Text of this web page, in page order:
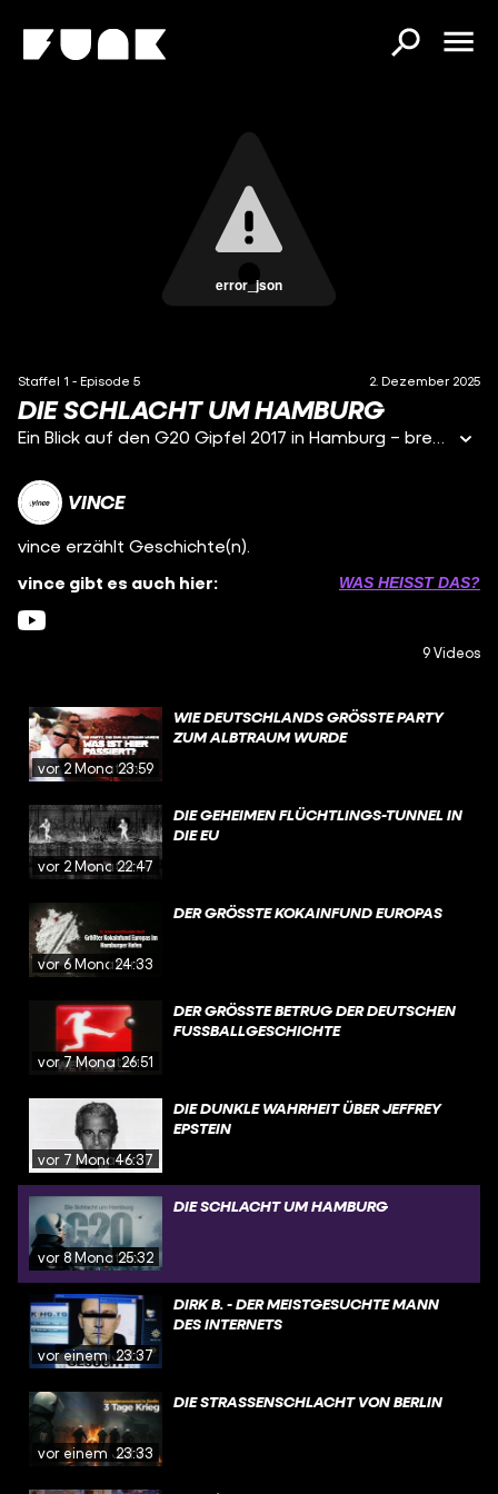
error_json
Staffel 1 - Episode 5 2. Dezember 2025
DIE SCHLACHT UM HAMBURG
Ein Blick auf den G20 Gipfel 2017 in Hamburg – brennende Autos, massive Proteste und mehrere Tage, die die Stadt geprägt haben.
VINCE
vince erzählt Geschichte(n).
vince gibt es auch hier:
WAS HEISST DAS?
9 Videos
vor 2 Monaten
23:59
WIE DEUTSCHLANDS GRÖSSTE PARTY Z
UM ALBTRAUM WURDE
vor 2 Monaten
22:47
DIE GEHEIMEN FLÜCHTLINGS-TUNNEL IN
DIE EU
vor 6 Monaten
24:33
DER GRÖSSTE KOKAINFUND EUROPAS
vor 7 Monaten26:51
DER GRÖSSTE BETRUG DER DEUTSCHEN F
USSBALLGESCHICHTE
vor 7 Monaten
46:37
DIE DUNKLE WAHRHEIT ÜBER JEFFREY
EPSTEIN
vor 8 Monaten
25:32
DIE SCHLACHT UM HAMBURG
vor einem Jahr
23:37
DIRK B. - DER MEISTGESUCHTE MANN
DES INTERNETS
vor einem Jahr
23:33
DIE STRASSENSCHLACHT VON BERLIN